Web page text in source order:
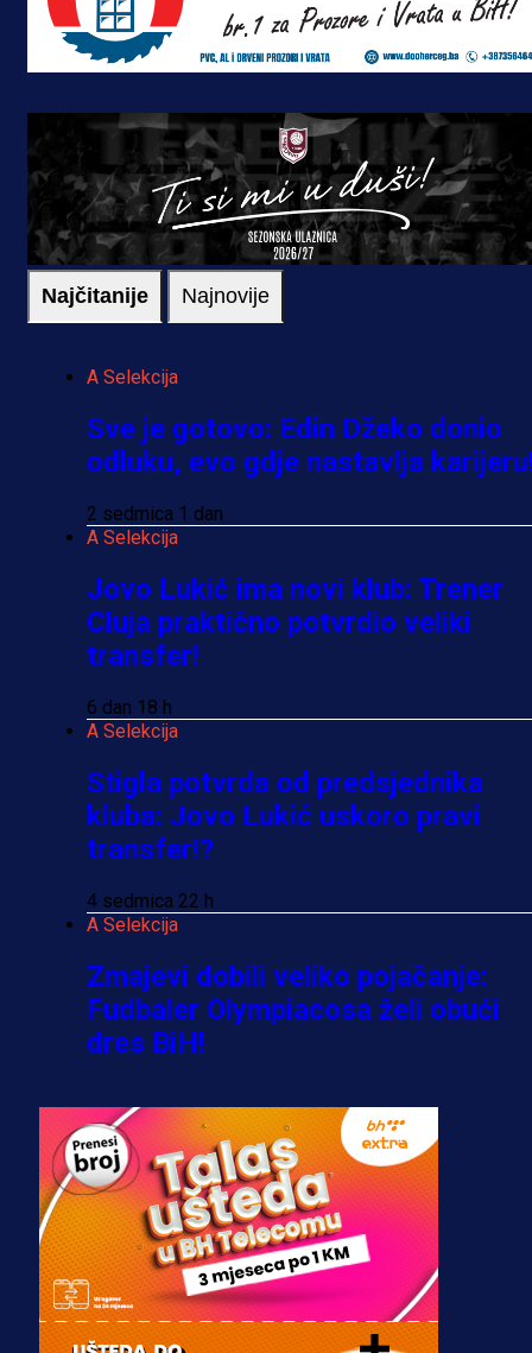
Najčitanije Najnovije
A Selekcija
Sve je gotovo: Edin Džeko donio
odluku, evo gdje nastavlja
2 sedmica 1 dan
A Selekcija
Jovo Lukić ima novi klub: Trener
Cluja praktično potvrdio veliki
transfer!
6 dan 18 h
A Selekcija
Stigla potvrda od predsjednika
kluba: Jovo Lukić uskoro pravi
transfer!?
4 sedmica 22 h
A Selekcija
Zmajevi dobili veliko pojačanje:
Fudbaler Olympiacosa želi obući
dres BiH!
Premijer liga BiH
Misimović priveden: SIPA ga tereti
za pranje novca, pretresaju
prostorije FK Borac!
2 sedmica 3 dan
Reprezentacije